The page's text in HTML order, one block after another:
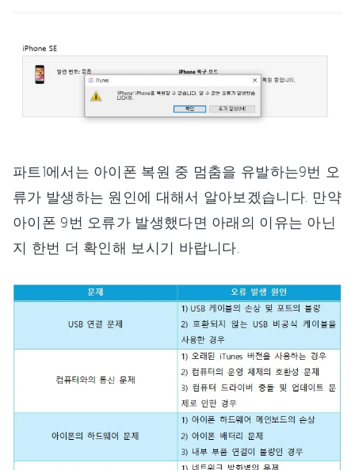
파트1에서는 아이폰 복원 중 멈춤을 유발하는9번 오
류가 발생하는 원인에 대해서 알아보겠습니다. 만약
아이폰 9번 오류가 발생했다면 아래의 이유는 아닌
지 한번 더 확인해 보시기 바랍니다.